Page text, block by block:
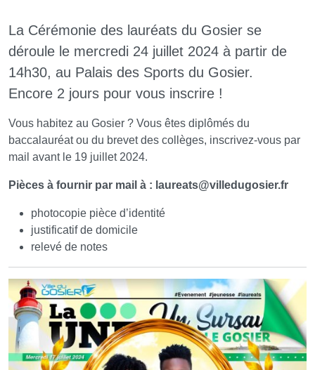
La Cérémonie des lauréats du Gosier se
déroule le mercredi 24 juillet 2024 à partir de
14h30, au Palais des Sports du Gosier.
Encore 2 jours pour vous inscrire !
Vous habitez au Gosier ? Vous êtes diplômés du
baccalauréat ou du brevet des collèges, inscrivez-vous par
mail avant le 19 juillet 2024.
Pièces à fournir par mail à : laureats@villedugosier.fr
photocopie pièce d’identité
justificatif de domicile
relevé de notes